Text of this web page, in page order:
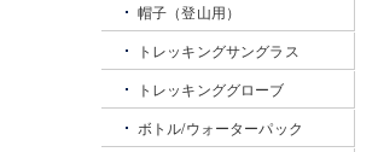
帽子（登山用）
トレッキングサングラス
トレッキンググローブ
ボトル/ウォーターパック